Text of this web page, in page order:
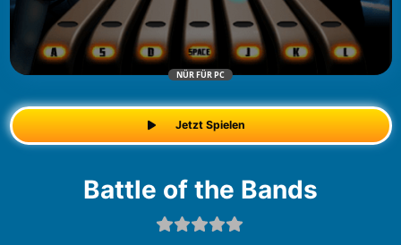
NÜR FÜR PC
Jetzt Spielen
Battle of the Bands